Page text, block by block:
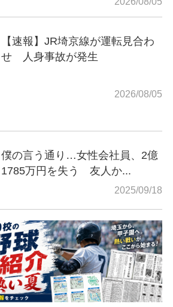
【速報】JR埼京線が運転見合わ
せ 人身事故が発生
2026/08/05
僕の言う通り…女性会社員、2億
1785万円を失う 友人か...
2025/09/18